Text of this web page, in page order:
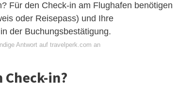
Für den Check-in am Flughafen benötigen
oder Reisepass) und Ihre
der Buchungsbestätigung.
Antwort auf travelperk.com an
in?